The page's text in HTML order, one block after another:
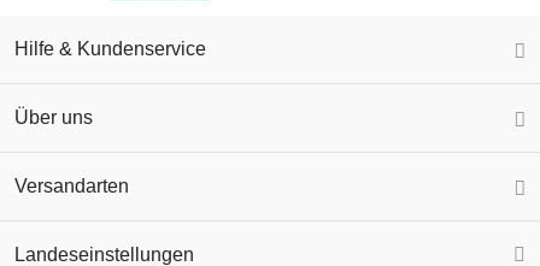
Hilfe & Kundenservice
Über uns
Versandarten
Landeseinstellungen